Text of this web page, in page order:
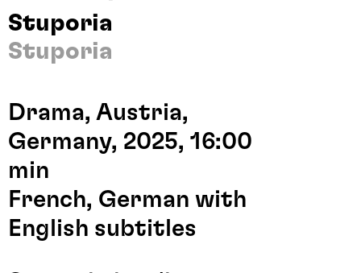
Stuporia
Stuporia
Drama, Austria,
Germany, 2025, 16:00
min
French, German with
English subtitles